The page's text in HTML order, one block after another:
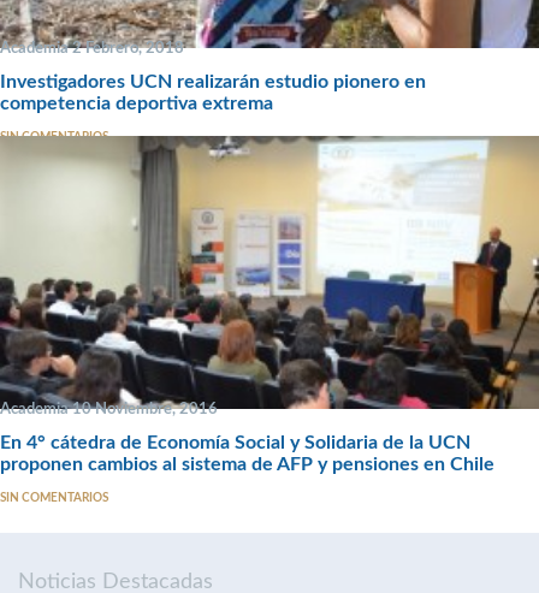
Academia 2 Febrero, 2018
Investigadores UCN realizarán estudio pionero en
competencia deportiva extrema
SIN COMENTARIOS
Academia 10 Noviembre, 2016
En 4° cátedra de Economía Social y Solidaria de la UCN
proponen cambios al sistema de AFP y pensiones en Chile
SIN COMENTARIOS
Noticias Destacadas